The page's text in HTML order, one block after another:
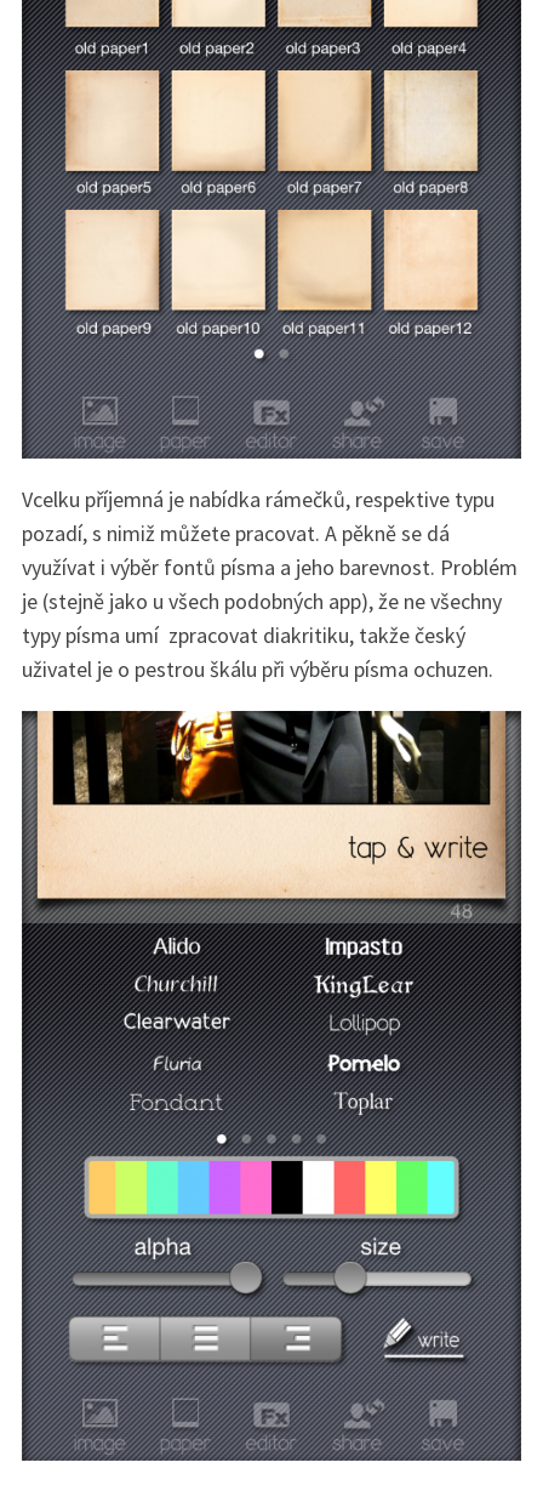
Vcelku příjemná je nabídka rámečků, respektive typu
pozadí, s nimiž můžete pracovat. A pěkně se dá
využívat i výběr fontů písma a jeho barevnost. Problém
je (stejně jako u všech podobných app), že ne všechny
typy písma umí zpracovat diakritiku, takže český
uživatel je o pestrou škálu při výběru písma ochuzen.